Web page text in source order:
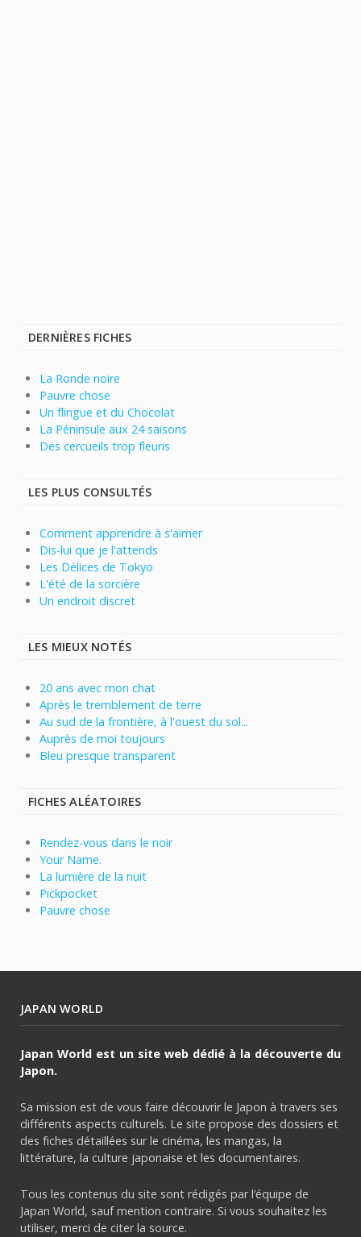
DERNIÈRES FICHES
La Ronde noire
Pauvre chose
Un flingue et du Chocolat
La Péninsule aux 24 saisons
Des cercueils trop fleuris
LES PLUS CONSULTÉS
Comment apprendre à s'aimer
Dis-lui que je l'attends
Les Délices de Tokyo
L'été de la sorcière
Un endroit discret
LES MIEUX NOTÉS
20 ans avec mon chat
Après le tremblement de terre
Au sud de la frontière, à l'ouest du sol...
Auprès de moi toujours
Bleu presque transparent
FICHES ALÉATOIRES
Rendez-vous dans le noir
Your Name.
La lumière de la nuit
Pickpocket
Pauvre chose
JAPAN WORLD
Japan World est un site web dédié à la découverte du
Japon.
Sa mission est de vous faire découvrir le Japon à travers ses
différents aspects culturels. Le site propose des dossiers et
des fiches détaillées sur le cinéma, les mangas, la
littérature, la culture japonaise et les documentaires.
Tous les contenus du site sont rédigés par l’équipe de
Japan World, sauf mention contraire. Si vous souhaitez les
utiliser, merci de citer la source.